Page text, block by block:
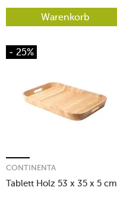
Warenkorb
- 25%
Tablett Holz 53 x 35 x 5 cm
CONTINENTA